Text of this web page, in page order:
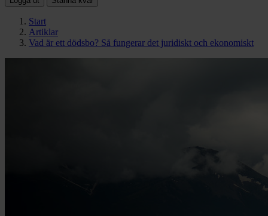
Start
Artiklar
Vad är ett dödsbo? Så fungerar det juridiskt och ekonomiskt